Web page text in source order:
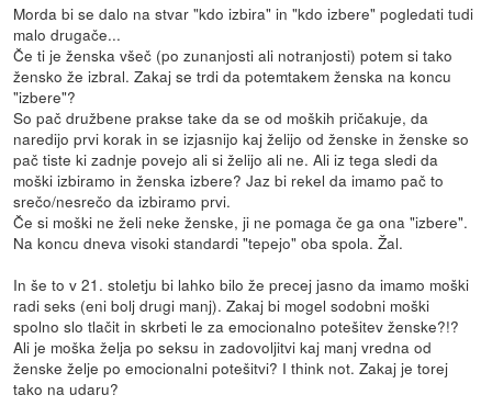
Morda bi se dalo na stvar "kdo izbira" in "kdo izbere" pogledati tudi
malo drugače...
Če ti je ženska všeč (po zunanjosti ali notranjosti) potem si tako
žensko že izbral. Zakaj se trdi da potemtakem ženska na koncu
"izbere"?
So pač družbene prakse take da se od moških pričakuje, da
naredijo prvi korak in se izjasnijo kaj želijo od ženske in ženske so
pač tiste ki zadnje povejo ali si želijo ali ne. Ali iz tega sledi da
moški izbiramo in ženska izbere? Jaz bi rekel da imamo pač to
srečo/nesrečo da izbiramo prvi.
Če si moški ne želi neke ženske, ji ne pomaga če ga ona "izbere".
Na koncu dneva visoki standardi "tepejo" oba spola. Žal.
In še to v 21. stoletju bi lahko bilo že precej jasno da imamo moški
radi seks (eni bolj drugi manj). Zakaj bi mogel sodobni moški
spolno slo tlačit in skrbeti le za emocionalno potešitev ženske?!?
Ali je moška želja po seksu in zadovoljitvi kaj manj vredna od
ženske želje po emocionalni potešitvi? I think not. Zakaj je torej
tako na udaru?